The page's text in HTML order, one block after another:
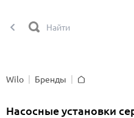
Wilo
Бренды
Насосные установки